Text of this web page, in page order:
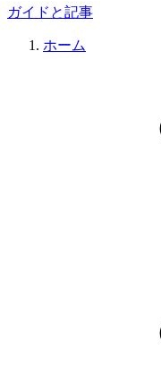
ガイドと記事
ホーム